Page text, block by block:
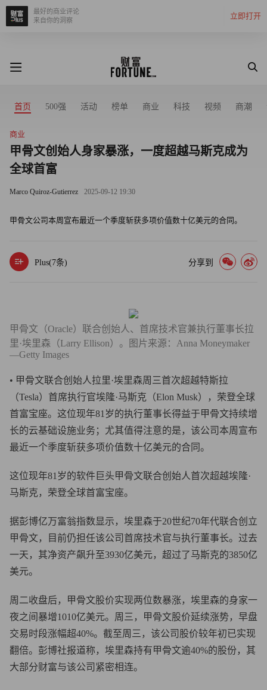
立即打开
最好的商业评论
来自你的洞察
首页 500强 活动 榜单 商业 科技 视频 商潮
商业
甲骨文创始人身家暴涨，一度超越马斯克成为
全球首富
Marco Quiroz-Gutierrez 2025-09-12 19:30
甲骨文公司本周宣布最近一个季度斩获多项价值数十亿美元的合同。
Plus(7条) 分享到
甲骨文（Oracle）联合创始人、首席技术官兼执行董事长拉
里·埃里森（Larry Ellison）。图片来源：Anna Moneymaker
—Getty Images
• 甲骨文联合创始人拉里·埃里森周三首次超越特斯拉
（Tesla）首席执行官埃隆·马斯克（Elon Musk），荣登全球
首富宝座。这位现年81岁的执行董事长得益于甲骨文持续增
长的云基础设施业务；尤其值得注意的是，该公司本周宣布
最近一个季度斩获多项价值数十亿美元的合同。
这位现年81岁的软件巨头甲骨文联合创始人首次超越埃隆·
马斯克，荣登全球首富宝座。
据彭博亿万富翁指数显示，埃里森于20世纪70年代联合创立
甲骨文，目前仍担任该公司首席技术官与执行董事长。过去
一天，其净资产飙升至3930亿美元，超过了马斯克的3850亿
美元。
周二收盘后，甲骨文股价实现两位数暴涨，埃里森的身家一
夜之间暴增1010亿美元。周三，甲骨文股价延续涨势，早盘
交易时段涨幅超40%。截至周三，该公司股价较年初已实现
翻倍。彭博社报道称，埃里森持有甲骨文逾40%的股份，其
大部分财富与该公司紧密相连。